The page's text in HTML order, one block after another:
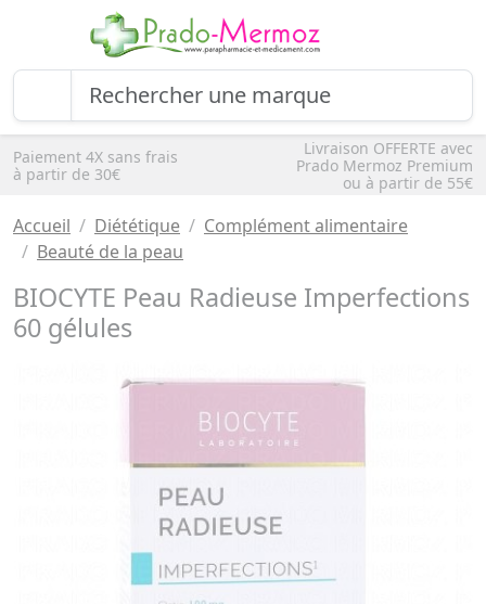
Paiement 4X sans frais
à partir de 30€
Livraison OFFERTE avec
Prado Mermoz Premium
ou à partir de 55€
Accueil Diététique
Complément alimentaire
Beauté de la peau
BIOCYTE Peau Radieuse Imperfections
60 gélules